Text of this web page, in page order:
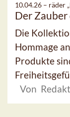
10.04.26 – räder
Der Zauber
Die
Hommage
Produkte
Von